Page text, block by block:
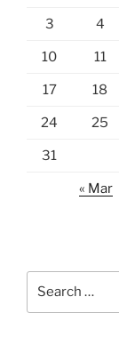
3 4
10 11
17 18
24 25
31
« Mar